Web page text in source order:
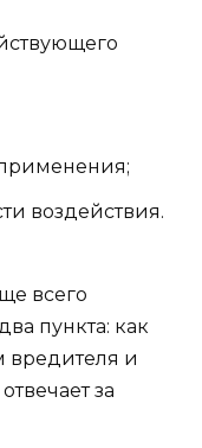
воздействия.
всего
пункта: как
вредителя и
за